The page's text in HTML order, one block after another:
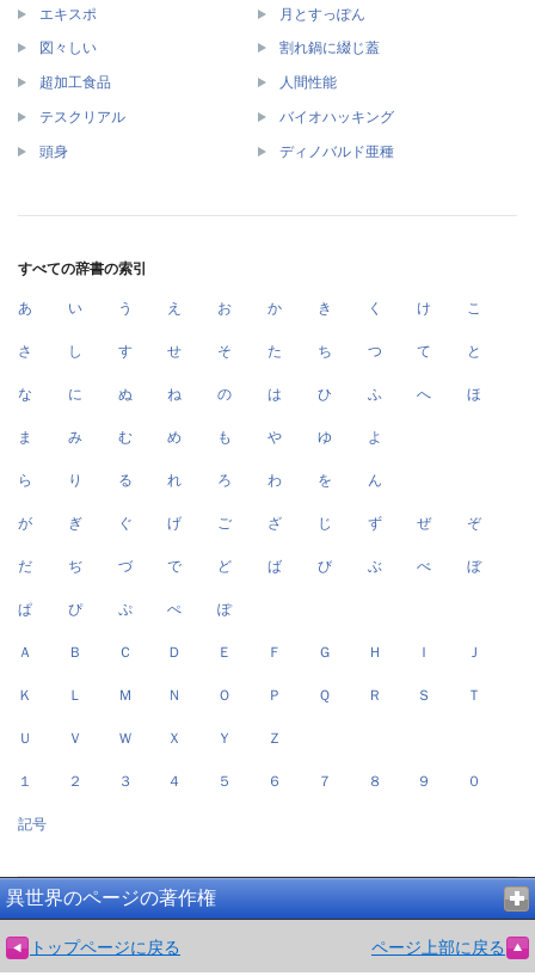
エキスポ 月とすっぽん
図々しい 割れ鍋に綴じ蓋
超加工食品 人間性能
テスクリアル バイオハッキング
頭身 ディノバルド亜種
すべての辞書の索引
あ い う え お か き く け こ
さ し す せ そ た ち つ て と
な に ぬ ね の は ひ ふ へ ほ
ま み む め も や ゆ よ
ら り る れ ろ わ を ん
が ぎ ぐ げ ご ざ じ ず ぜ ぞ
だ ぢ づ で ど ば び ぶ べ ぼ
ぱ ぴ ぷ ぺ ぽ
Ａ Ｂ Ｃ Ｄ Ｅ Ｆ Ｇ Ｈ Ｉ Ｊ
Ｋ Ｌ Ｍ Ｎ Ｏ Ｐ Ｑ Ｒ Ｓ Ｔ
Ｕ Ｖ Ｗ Ｘ Ｙ Ｚ
１ ２ ３ ４ ５ ６ ７ ８ ９ ０
記号
異世界のページの著作権
トップページに戻る ページ上部に戻る